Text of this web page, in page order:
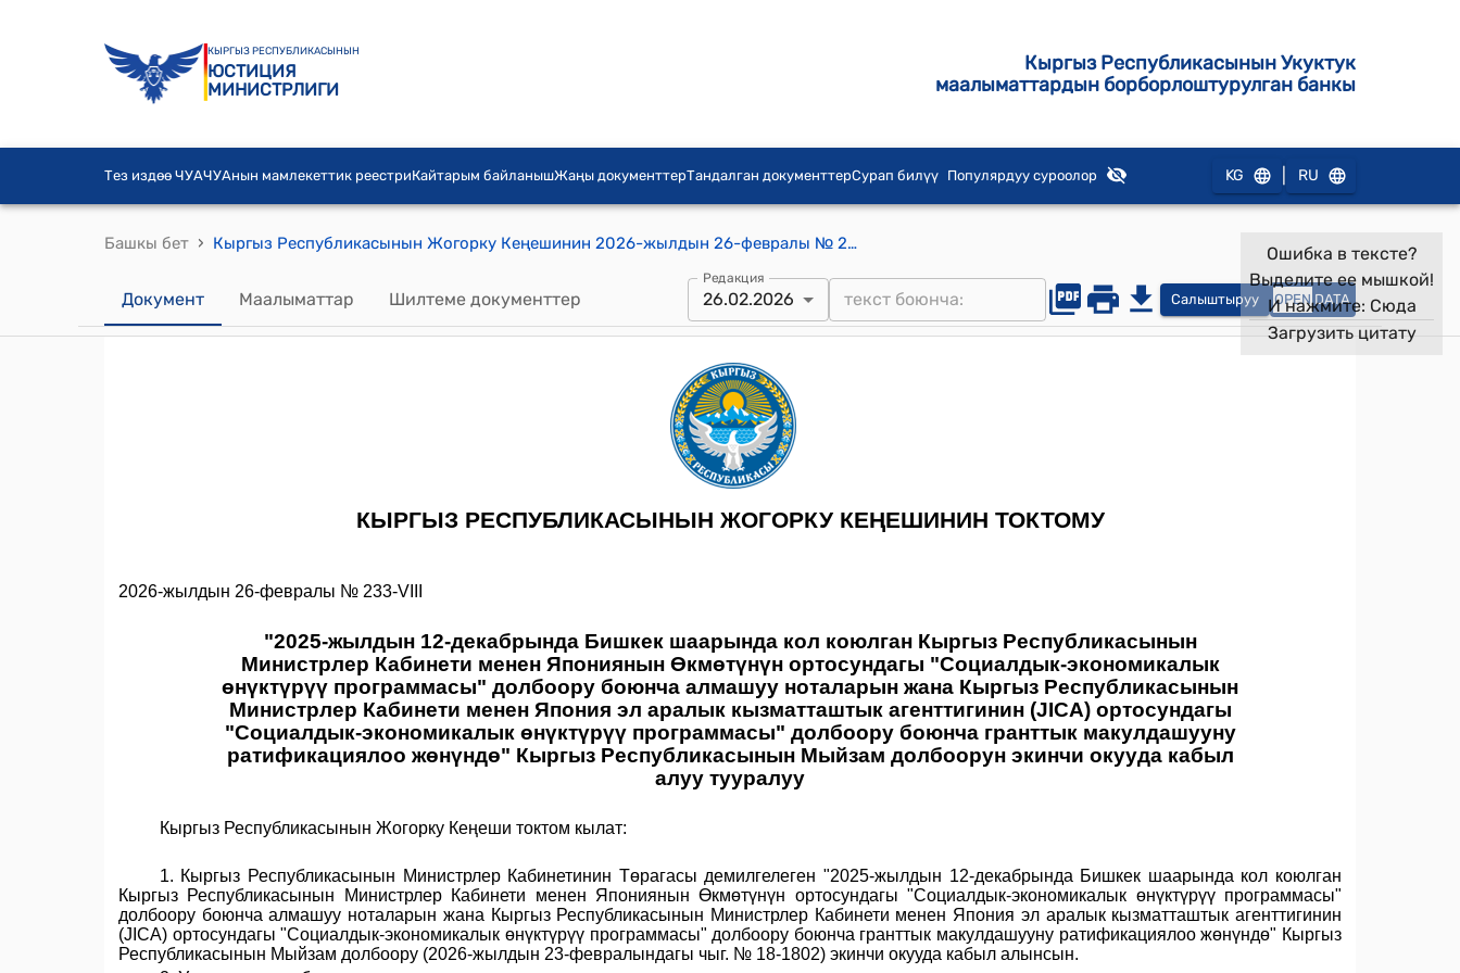
КЫРГЫЗ РЕСПУБЛИКАСЫНЫН
ЮСТИЦИЯ
МИНИСТРЛИГИ
Кыргыз Республикасынын Укуктук
маалыматтардын борборлоштурулган банкы
Тез издөө ЧУАЧУАнын мамлекеттик реестриКайтарым байланышЖаңы документтерТандалган документтерСурап билүү Популярдуу суроолор KG RU
Башкы бет › Кыргыз Республикасынын Жогорку Кеңешинин 2026-жылдын 26-февралы № 233-VIII "2025-жылдын 12-декабрында Бишкек шаарында кол коюлган Кыргыз Республикасынын Министрлер Кабинети менен Япониянын Өкмөтүнүн ортосундагы "Социалдык-экономикалык өнүктүрүү программасы" долбоору боюнча алмашуу ноталарын жана Кыргыз Республикасынын Министрлер Кабинети менен Япония эл аралык кызматташтык агенттигинин (JIСА) ортосундагы "Социалдык-экономикалык өнүктүрүү программасы" долбоору боюнча гранттык макулдашууну ратификациялоо жөнүндө" Кыргыз Республикасынын Мыйзам долбоорун экинчи окууда кабыл алуу тууралуу" токтому
Документ Маалыматтар Шилтеме документтер
Редакция
26.02.2026 Салыштыруу OPEN DATA
Ошибка в тексте?
Выделите ее мышкой!
И нажмите: Сюда
Загрузить цитату